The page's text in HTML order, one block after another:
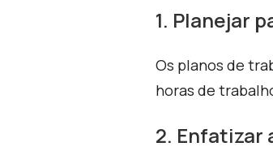
1. Planejar
Os planos de
horas de
2. Enfatizar